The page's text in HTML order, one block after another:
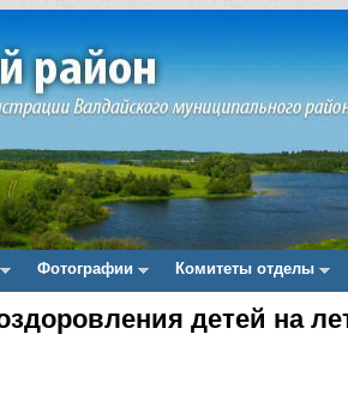
Фотографии Комитеты отделы
детей на